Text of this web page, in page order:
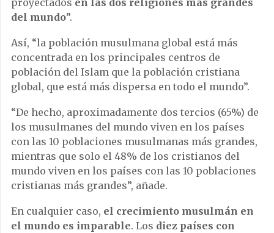
del mundo”.
Así, “la población musulmana global está más
concentrada en los principales centros de
población del Islam que la población cristiana
global, que está más dispersa en todo el mundo”.
“De hecho, aproximadamente dos tercios (65%) de
los musulmanes del mundo viven en los países
con las 10 poblaciones musulmanas más grandes,
mientras que solo el 48% de los cristianos del
mundo viven en los países con las 10 poblaciones
cristianas más grandes”, añade.
En cualquier caso, el crecimiento musulmán en
el mundo es imparable. Los diez países con